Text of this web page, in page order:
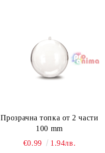
Прозрачна топка от 2 части
100 mm
€0.99
1.94лв.